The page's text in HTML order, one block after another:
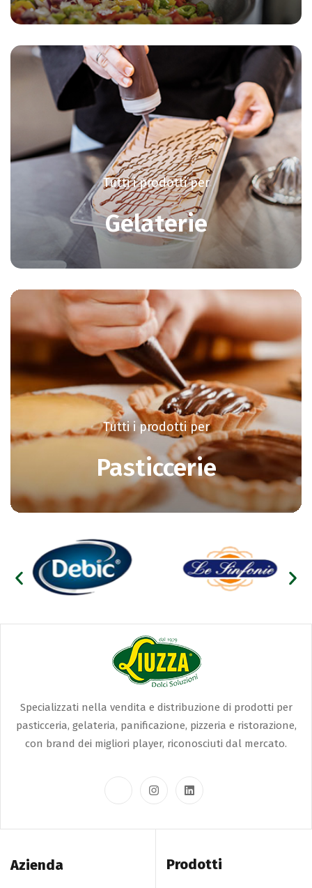
Tutti i prodotti per
Gelaterie
Tutti i prodotti per
Pasticcerie
Specializzati nella vendita e distribuzione di prodotti per
pasticceria, gelateria, panificazione, pizzeria e ristorazione,
con brand dei migliori player, riconosciuti dal mercato.
Azienda Prodotti